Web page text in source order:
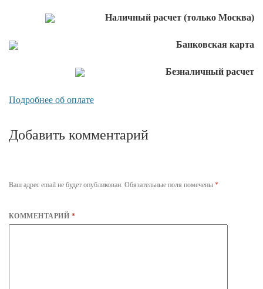
Наличный расчет (только Москва)
Банковская карта
Безналичный расчет
Подробнее об оплате
Добавить комментарий
Ваш адрес email не будет опубликован. Обязательные поля помечены *
КОММЕНТАРИЙ *